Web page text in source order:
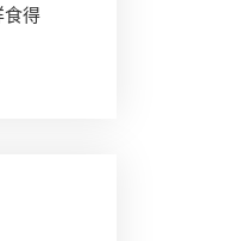
食得